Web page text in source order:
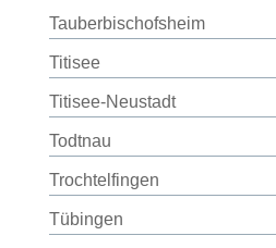
Tauberbischofsheim
Titisee
Titisee-Neustadt
Todtnau
Trochtelfingen
Tübingen